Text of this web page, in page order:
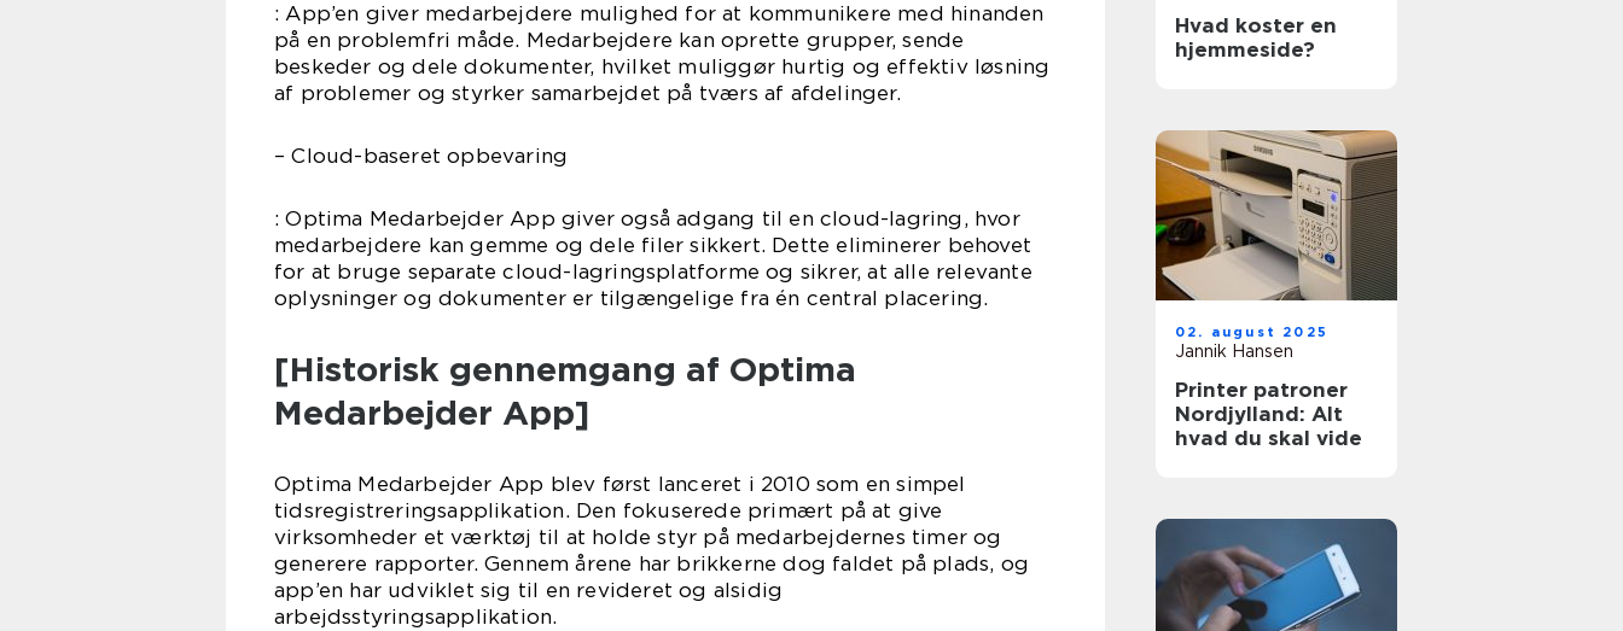
: App’en giver medarbejdere mulighed for at kommunikere med hinanden
på en problemfri måde. Medarbejdere kan oprette grupper, sende
beskeder og dele dokumenter, hvilket muliggør hurtig og effektiv løsning
af problemer og styrker samarbejdet på tværs af afdelinger.
– Cloud-baseret opbevaring
: Optima Medarbejder App giver også adgang til en cloud-lagring, hvor
medarbejdere kan gemme og dele filer sikkert. Dette eliminerer behovet
for at bruge separate cloud-lagringsplatforme og sikrer, at alle relevante
oplysninger og dokumenter er tilgængelige fra én central placering.
[Historisk gennemgang af Optima
Medarbejder App]
Optima Medarbejder App blev først lanceret i 2010 som en simpel
tidsregistreringsapplikation. Den fokuserede primært på at give
virksomheder et værktøj til at holde styr på medarbejdernes timer og
generere rapporter. Gennem årene har brikkerne dog faldet på plads, og
app’en har udviklet sig til en revideret og alsidig
arbejdsstyringsapplikation.
Hvad koster en
hjemmeside?
02. august 2025
Jannik Hansen
Printer patroner
Nordjylland: Alt
hvad du skal vide